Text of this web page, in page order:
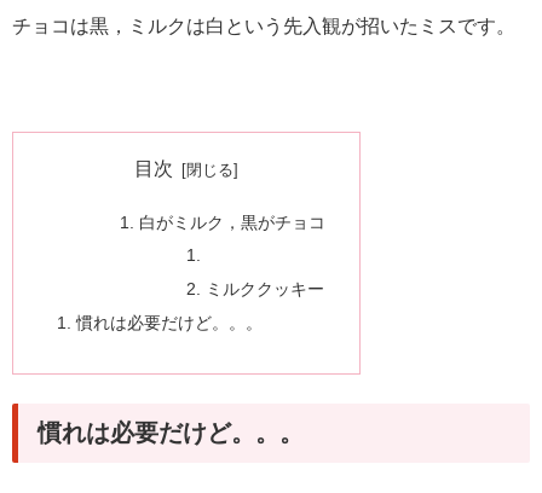
チョコは黒，ミルクは白という先入観が招いたミスです。
目次
白がミルク，黒がチョコ
ミルククッキー
慣れは必要だけど。。。
慣れは必要だけど。。。